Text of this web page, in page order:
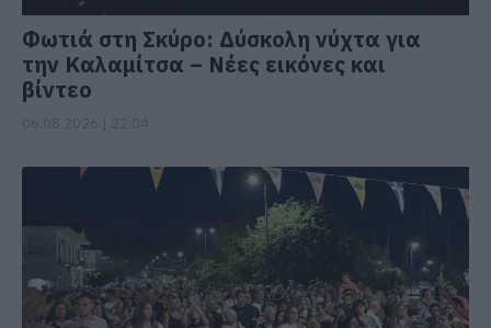
Φωτιά στη Σκύρο: Δύσκολη νύχτα για
την Καλαμίτσα – Νέες εικόνες και
βίντεο